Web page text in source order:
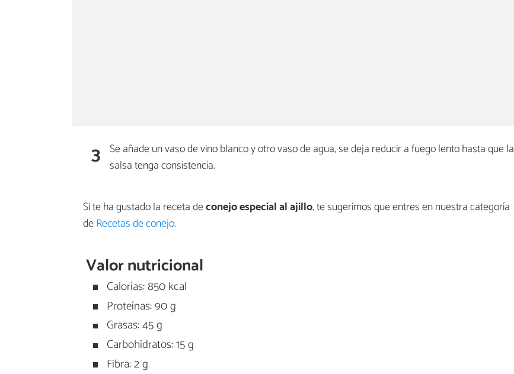
3 Se añade un vaso de vino blanco y otro vaso de agua, se deja reducir a fuego lento hasta que la
salsa tenga consistencia.
Si te ha gustado la receta deconejo especial al ajillo, te sugerimos que entres en nuestra categoría
deRecetas de conejo.
Valor nutricional
Calorías: 850 kcal
Proteínas: 90 g
Grasas: 45 g
Carbohidratos: 15 g
Fibra: 2 g